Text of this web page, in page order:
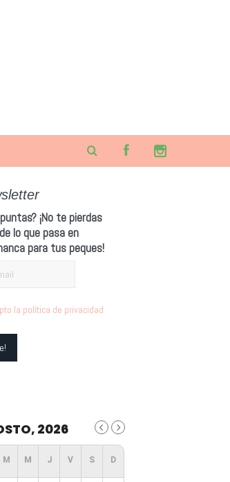
¡No te pierdas
lo que pasa en
para tus peques!
la política de privacidad
2026